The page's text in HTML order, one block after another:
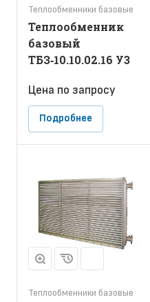
Теплообменники базовые
Теплообменник
базовый
ТБЗ‑10.10.02.16 У3
Цена по запросу
Подробнее
Теплообменники базовые